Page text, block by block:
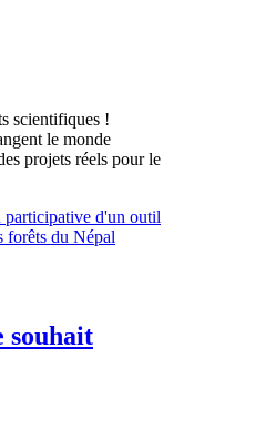
scientifiques !
le monde
projets réels pour le
participative d'un outil
forêts du Népal
souhait